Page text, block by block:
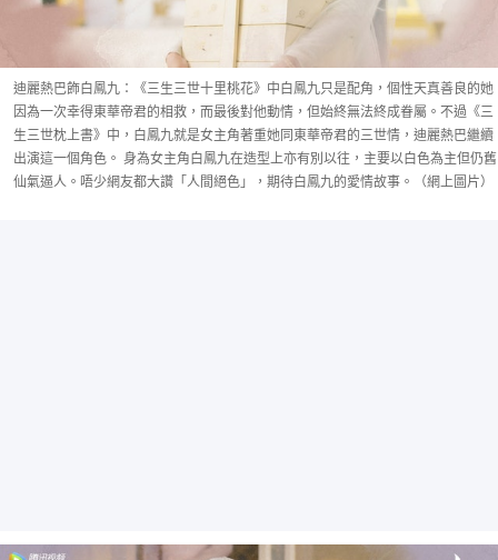
迪麗熱巴飾白鳳九：《三生三世十里桃花》中白鳳九只是配角，個性天真善良的她
因為一次幸得東華帝君的相救，而最後對他動情，但始終無法終成眷屬。不過《三
生三世枕上書》中，白鳳九就是女主角著重她同東華帝君的三世情，迪麗熱巴繼續
出演這一個角色。 身為女主角白鳳九在造型上亦有別以往，主要以白色為主但仍舊
仙氣逼人。唔少網友都大讚「人間絕色」，期待白鳳九的愛情故事。（網上圖片）